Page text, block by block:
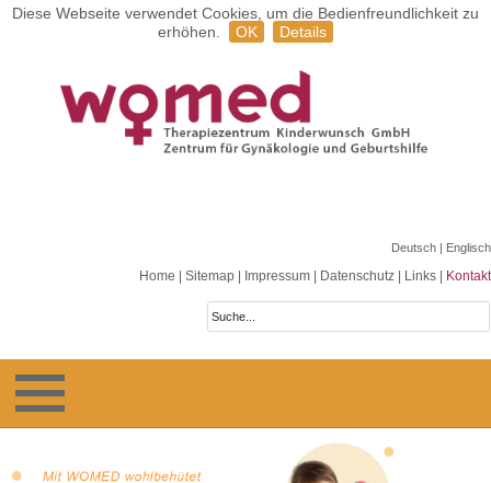
Diese Webseite verwendet Cookies, um die Bedienfreundlichkeit zu
erhöhen.
OK Details
Deutsch | Englisch
Home Sitemap Impressum Datenschutz Links Kontakt